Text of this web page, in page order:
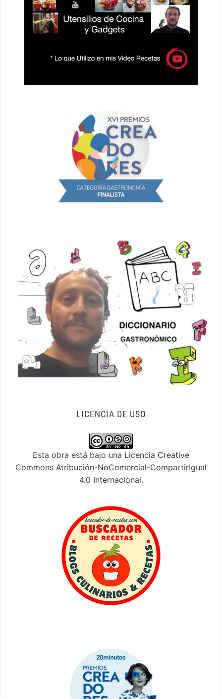
LICENCIA DE USO
Esta obra está bajo una Licencia Creative
Commons Atribución-NoComercial-CompartirIgual
4.0 Internacional.